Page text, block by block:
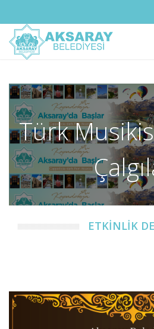
Türk
ETKİNLİK